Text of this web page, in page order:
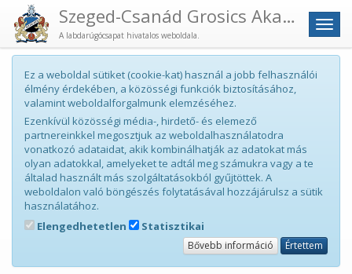
Menü
Szeged-Csanád Grosics Akadémia
A labdarúgócsapat hivatalos weboldala.
Ez a weboldal sütiket (cookie-kat) használ a jobb felhasználói
élmény érdekében, a közösségi funkciók biztosításához,
valamint weboldalforgalmunk elemzéséhez.
Ezenkívül közösségi média-, hirdető- és elemező
partnereinkkel megosztjuk az weboldalhasználatodra
vonatkozó adataidat, akik kombinálhatják az adatokat más
olyan adatokkal, amelyeket te adtál meg számukra vagy a te
általad használt más szolgáltatásokból gyűjtöttek. A
weboldalon való böngészés folytatásával hozzájárulsz a sütik
használatához.
Elengedhetetlen
Statisztikai
Bővebb információ Értettem